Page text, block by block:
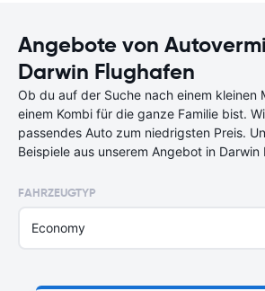
Angebote von
Darwin Flughafen
Ob du auf der Suche nach einem kleinen
einem Kombi für die ganze Familie bist.
passendes Auto zum niedrigsten Preis.
Beispiele aus unserem Angebot in Darwin
FAHRZEUGTYP
Economy